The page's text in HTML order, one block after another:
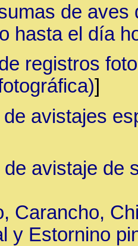
de
hasta el día
registros
]
avistajes
avistaje de
Carancho,
y Estornino